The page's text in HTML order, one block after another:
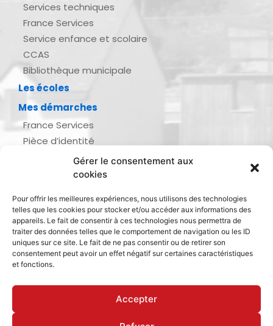
Gérer le consentement aux
cookies
Pour offrir les meilleures expériences, nous utilisons des technologies
telles que les cookies pour stocker et/ou accéder aux informations des
appareils. Le fait de consentir à ces technologies nous permettra de
traiter des données telles que le comportement de navigation ou les ID
uniques sur ce site. Le fait de ne pas consentir ou de retirer son
consentement peut avoir un effet négatif sur certaines caractéristiques
et fonctions.
Accepter
Services techniques
France Services
Service enfance et scolaire
CCAS
Bibliothèque municipale
Les écoles
Mes démarches
France Services
Pièce d’identité
Demande d’actes d’état civil
Inscription listes électorales
Recensement militaire
Le journal de ma ville
Gestion des déchets